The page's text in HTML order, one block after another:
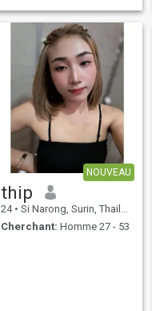
NOUVEAU
thip
24 • Si Narong, Surin, Thailande
Cherchant: Homme 27 - 53